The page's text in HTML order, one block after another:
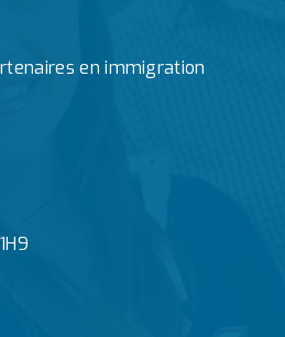
en immigration